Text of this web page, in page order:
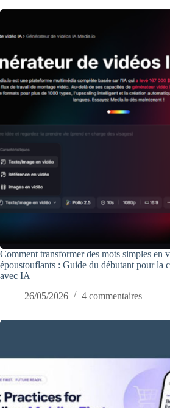
Comment transformer des mots simples en
époustouflants : Guide du débutant pour la
avec IA
26/05/2026
4 commentaires